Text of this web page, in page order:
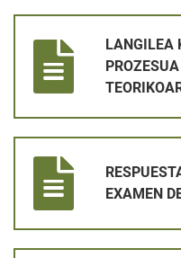
LANGILEA
EXAMEN